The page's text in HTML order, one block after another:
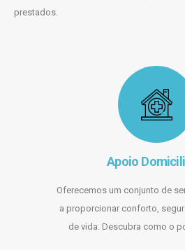
prestados.
Apoio
Oferecemos um conjunto de
a proporcionar conforto,
de vida. Descubra como o